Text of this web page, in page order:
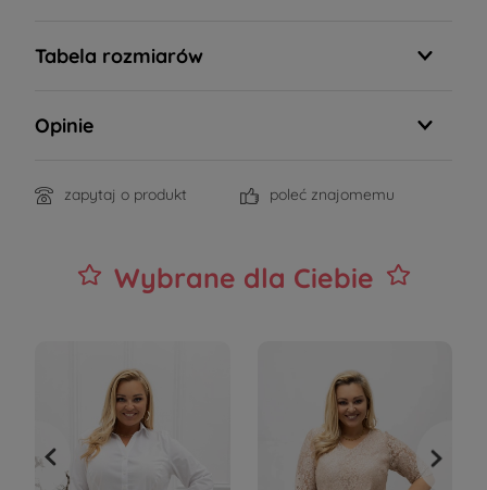
Tabela rozmiarów
Opinie
zapytaj o produkt poleć znajomemu
Wybrane dla Ciebie